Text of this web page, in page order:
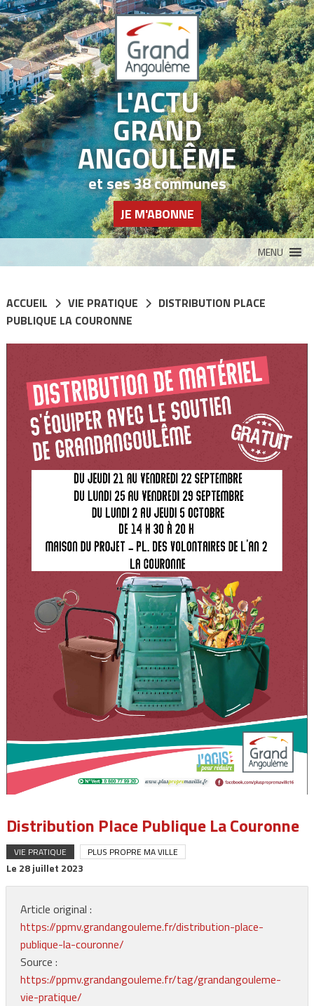
L'ACTU
GRAND
ANGOULÊME
et ses 38 communes
JE M'ABONNE
MENU
ACCUEIL VIE PRATIQUE
DISTRIBUTION PLACE
PUBLIQUE LA COURONNE
Distribution Place Publique La Couronne
VIE PRATIQUE PLUS PROPRE MA VILLE
Le 28 juillet 2023
Article original :
https://ppmv.grandangouleme.fr/distribution-place-
publique-la-couronne/
Source :
https://ppmv.grandangouleme.fr/tag/grandangouleme-
vie-pratique/
Panneau de gestion des cookies